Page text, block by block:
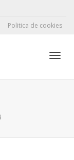
Politica de cookies